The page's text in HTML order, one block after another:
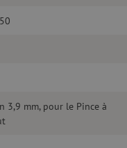
3,9 mm, pour le Pince à